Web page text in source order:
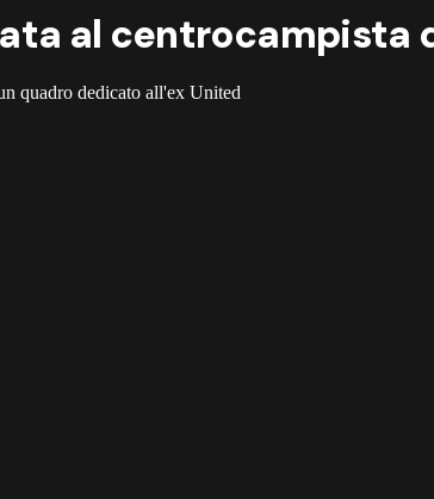
al centrocampista
quadro dedicato all'ex United